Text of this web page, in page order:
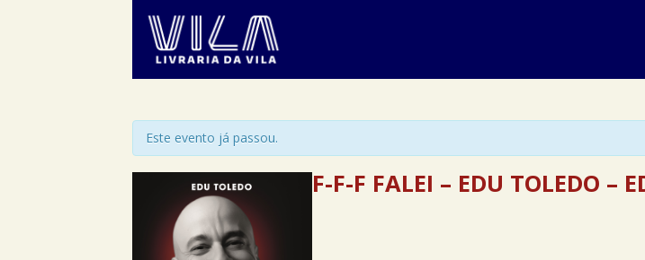
Este evento já passou.
F-F-F FALEI – EDU TOLEDO –